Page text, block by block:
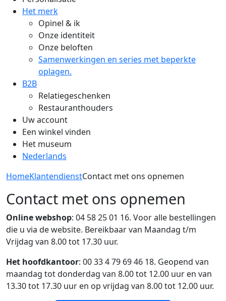
Het merk
Opinel & ik
Onze identiteit
Onze beloften
Samenwerkingen en series met beperkte
oplagen.
B2B
Relatiegeschenken
Restauranthouders
Uw account
Een winkel vinden
Het museum
Nederlands
HomeKlantendienstContact met ons opnemen
Contact met ons opnemen
Online webshop: 04 58 25 01 16. Voor alle bestellingen
die u via de website. Bereikbaar van Maandag t/m
Vrijdag van 8.00 tot 17.30 uur.
Het hoofdkantoor: 00 33 4 79 69 46 18. Geopend van
maandag tot donderdag van 8.00 tot 12.00 uur en van
13.30 tot 17.30 uur en op vrijdag van 8.00 tot 12.00 uur.